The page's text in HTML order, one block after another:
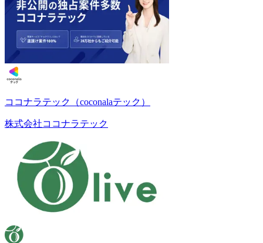
ココナラテック（coconalaテック）
株式会社ココナラテック